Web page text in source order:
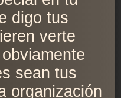
digo tus
verte
sean tus
organización